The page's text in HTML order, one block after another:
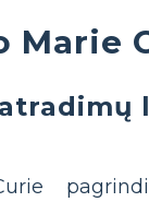
Marie